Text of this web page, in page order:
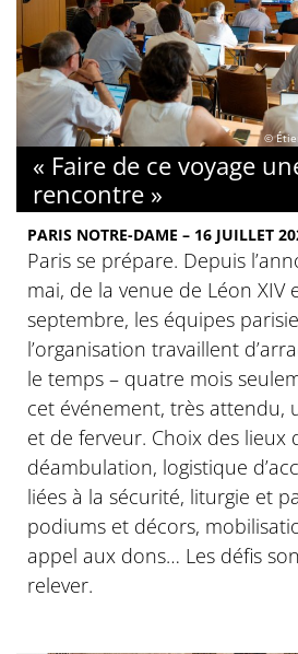
©
« Faire de ce voyage
rencontre »
PARIS NOTRE-DAME – 16 JUILLET
Paris se prépare. Depuis
mai, de la venue de Léon XIV
septembre, les équipes
l’organisation travaillent
le temps – quatre mois
cet événement, très attendu,
et de ferveur. Choix des lieux
déambulation, logistique
liées à la sécurité, liturgie et
podiums et décors,
appel aux dons… Les défis
relever.